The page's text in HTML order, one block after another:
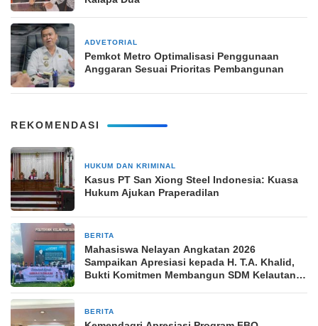
ADVETORIAL
Pemkot Metro Optimalisasi Penggunaan
Anggaran Sesuai Prioritas Pembangunan
REKOMENDASI
HUKUM DAN KRIMINAL
Kasus PT San Xiong Steel Indonesia: Kuasa
Hukum Ajukan Praperadilan
BERITA
Mahasiswa Nelayan Angkatan 2026
Sampaikan Apresiasi kepada H. T.A. Khalid,
Bukti Komitmen Membangun SDM Kelautan
BERITA